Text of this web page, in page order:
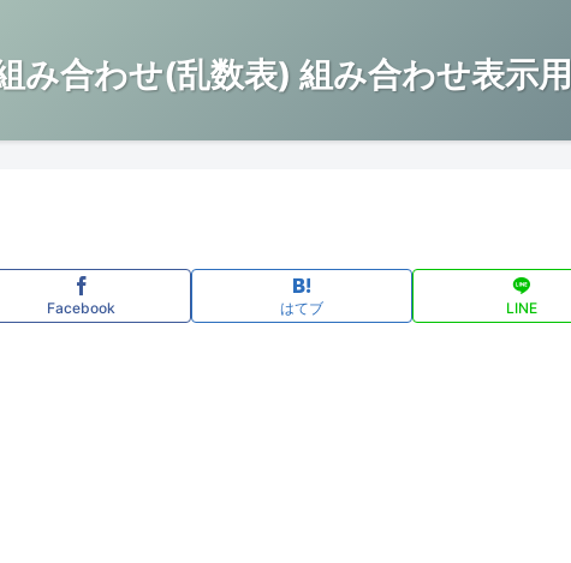
み合わせ(乱数表) 組み合わせ表示
Facebook はてブ LINE